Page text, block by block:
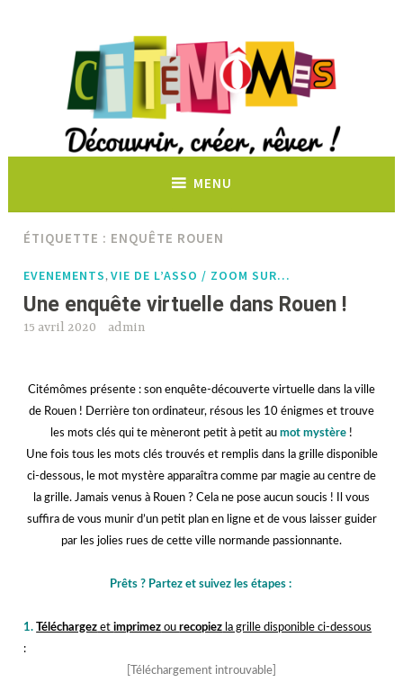
Découvrir, créer, rêver !
MENU
ÉTIQUETTE : ENQUÊTE ROUEN
EVENEMENTS ,VIE DE L’ASSO / ZOOM SUR…
Une enquête virtuelle dans Rouen !
15 avril 2020 admin
Citémômes présente : son enquête-découverte virtuelle dans la ville
de Rouen ! Derrière ton ordinateur, résous les 10 énigmes et trouve
les mots clés qui te mèneront petit à petit au mot mystère !
Une fois tous les mots clés trouvés et remplis dans la grille disponible
ci-dessous, le mot mystère apparaîtra comme par magie au centre de
la grille. Jamais venus à Rouen ? Cela ne pose aucun soucis ! Il vous
suffira de vous munir d’un petit plan en ligne et de vous laisser guider
par les jolies rues de cette ville normande passionnante.
Prêts ? Partez et suivez les étapes :
1.
Téléchargez etimprimez ourecopiez la grille disponible ci-dessous
:
[Téléchargement introuvable]